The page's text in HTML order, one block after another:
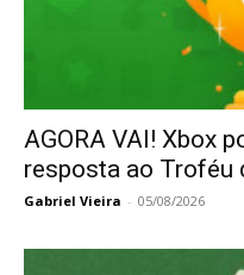
AGORA VAI! Xbox
resposta ao Troféu
Gabriel Vieira - 05/08/2026